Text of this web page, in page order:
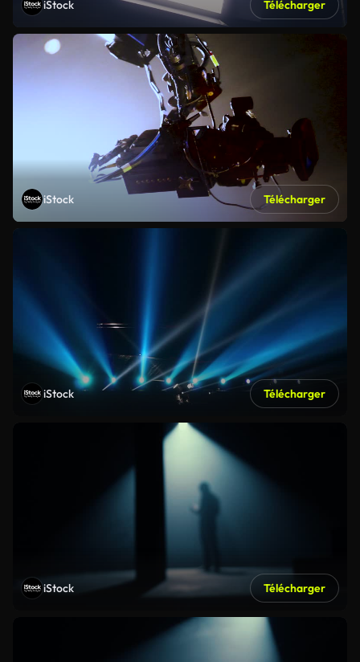
iStock Télécharger
iStock Télécharger
iStock Télécharger
iStock Télécharger